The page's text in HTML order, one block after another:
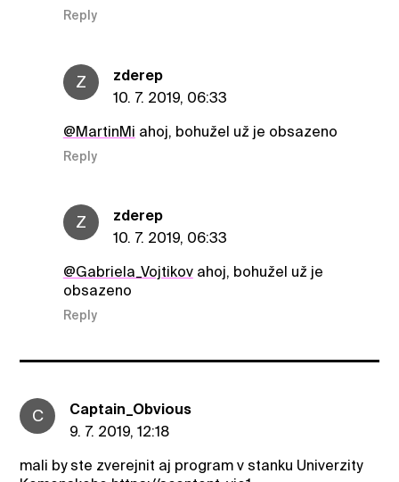
Reply
Z
zderep
10. 7. 2019, 06:33
@MartinMi ahoj, bohužel už je obsazeno
Reply
Z
zderep
10. 7. 2019, 06:33
@Gabriela_Vojtikovahoj, bohužel už je
obsazeno
Reply
C
Captain_Obvious
9. 7. 2019, 12:18
mali by ste zverejnit aj program v stanku Univerzity